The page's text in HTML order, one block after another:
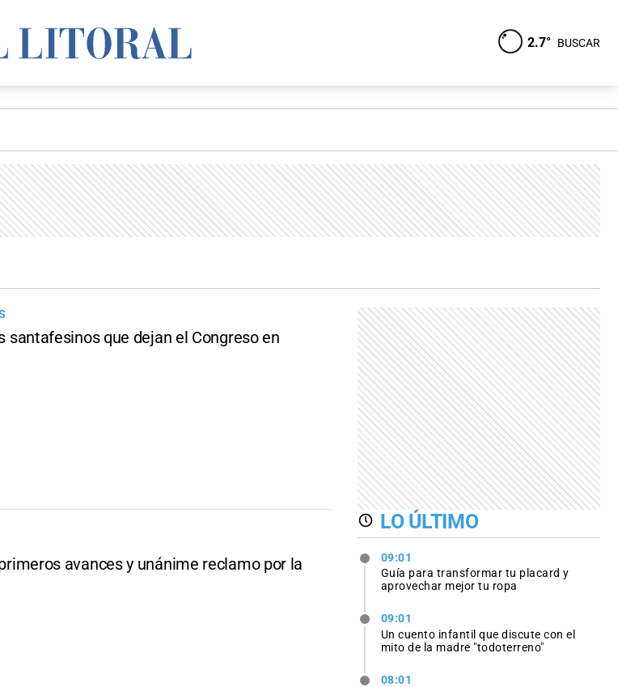
2.7° BUSCAR
santafesinos que dejan el Congreso en
avances y unánime reclamo por la
LO ÚLTIMO
09:01
Guía para transformar tu placard y
aprovechar mejor tu ropa
09:01
Un cuento infantil que discute con el
mito de la madre "todoterreno"
08:01